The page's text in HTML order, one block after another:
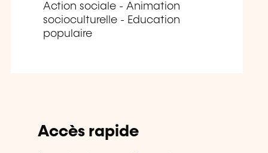
Action sociale - Animation
socioculturelle - Education
populaire
Accès rapide